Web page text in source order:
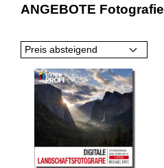
ANGEBOTE Fotografie
Preis absteigend